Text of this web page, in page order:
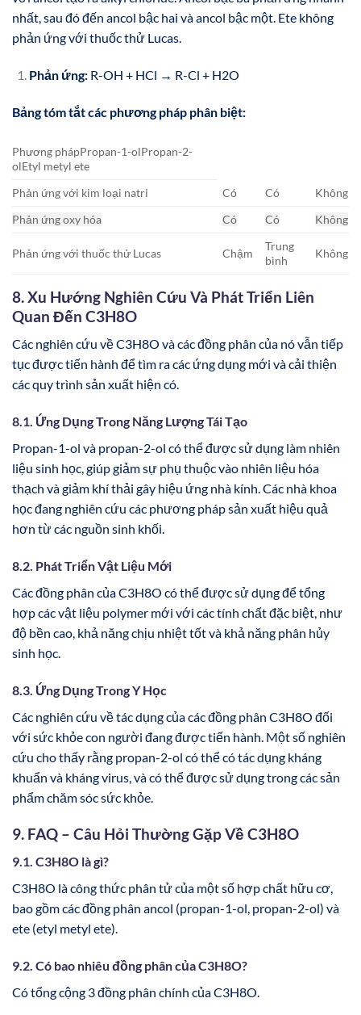
nhất, sau đó đến ancol bậc hai và ancol bậc một. Ete không
phản ứng với thuốc thử Lucas.
Phản ứng:R-OH + HCl → R-Cl + H2O
Bảng tóm tắt các phương pháp phân biệt:
Phương phápPropan-1-olPropan-2-
olEtyl metyl ete
Phản ứng với kim loại natri
Có Có
Không
Phản ứng oxy hóa
Có Có Không
Phản ứng với thuốc thử Lucas Chậm
Trung
bình
Không
8. Xu Hướng Nghiên Cứu Và Phát Triển Liên
Quan Đến C3H8O
Các nghiên cứu về C3H8O và các đồng phân của nó vẫn tiếp
tục được tiến hành để tìm ra các ứng dụng mới và cải thiện
các quy trình sản xuất hiện có.
8.1. Ứng Dụng Trong Năng Lượng Tái Tạo
Propan-1-ol và propan-2-ol có thể được sử dụng làm nhiên
liệu sinh học, giúp giảm sự phụ thuộc vào nhiên liệu hóa
thạch và giảm khí thải gây hiệu ứng nhà kính. Các nhà khoa
học đang nghiên cứu các phương pháp sản xuất hiệu quả
hơn từ các nguồn sinh khối.
8.2. Phát Triển Vật Liệu Mới
Các đồng phân của C3H8O có thể được sử dụng để tổng
hợp các vật liệu polymer mới với các tính chất đặc biệt, như
độ bền cao, khả năng chịu nhiệt tốt và khả năng phân hủy
sinh học.
8.3. Ứng Dụng Trong Y Học
Các nghiên cứu về tác dụng của các đồng phân C3H8O đối
với sức khỏe con người đang được tiến hành. Một số nghiên
cứu cho thấy rằng propan-2-ol có thể có tác dụng kháng
khuẩn và kháng virus, và có thể được sử dụng trong các sản
phẩm chăm sóc sức khỏe.
9. FAQ – Câu Hỏi Thường Gặp Về C3H8O
9.1. C3H8O là gì?
C3H8O là công thức phân tử của một số hợp chất hữu cơ,
bao gồm các đồng phân ancol (propan-1-ol, propan-2-ol) và
ete (etyl metyl ete).
9.2. Có bao nhiêu đồng phân của C3H8O?
Có tổng cộng 3 đồng phân chính của C3H8O.